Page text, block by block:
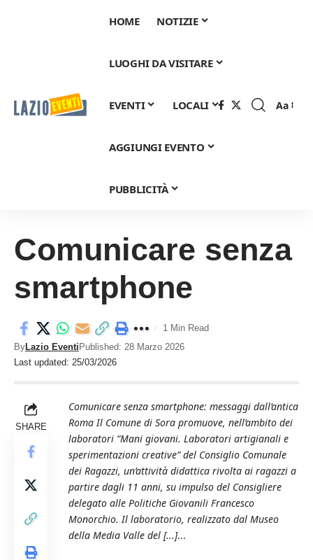
HOME NOTIZIE
LUOGHI DA VISITARE
EVENTI LOCALI
AGGIUNGI EVENTO
PUBBLICITÀ
Font
Aa
Comunicare senza
smartphone
Last updated: 25/03/2026
ByLazio Eventi Published: 28 Marzo 2026
1 Min Read
SHARE
Comunicare senza smartphone: messaggi dall’antica
Roma Il Comune di Sora promuove, nell’ambito dei
laboratori “Mani giovani. Laboratori artigianali e
sperimentazioni creative” del Consiglio Comunale
dei Ragazzi, un’attività didattica rivolta ai ragazzi a
partire dagli 11 anni, su impulso del Consigliere
delegato alle Politiche Giovanili Francesco
Monorchio. Il laboratorio, realizzato dal Museo
della Media Valle del [...]...